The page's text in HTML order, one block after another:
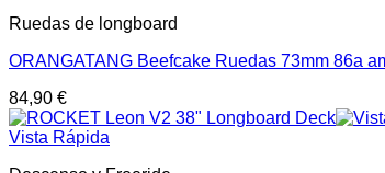
Ruedas de longboard
ORANGATANG Beefcake Ruedas 73mm 86a
84,90 €
Vista Rápida